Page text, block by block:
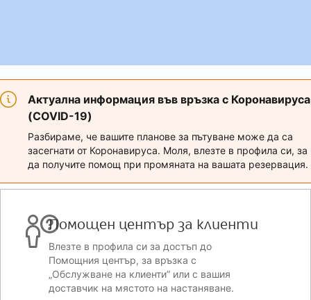
Актуална информация във връзка с Коронавируса
(COVID-19)
Разбираме, че вашите планове за пътуване може да са
засегнати от Коронавируса. Моля, влезте в профила си, за
да получите помощ при промяната на вашата резервация.
Помощен център за клиенти
Влезте в профила си за достъп до
Помощния център, за връзка с
„Обслужване на клиенти” или с вашия
доставчик на мястото на настаняване.